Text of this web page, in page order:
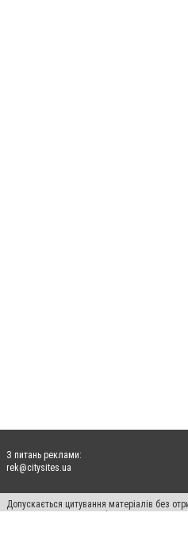
З питань реклами:
rek@citysites.ua
Допускається цитування матеріалів без
для пошукових систем гіперпосилання на